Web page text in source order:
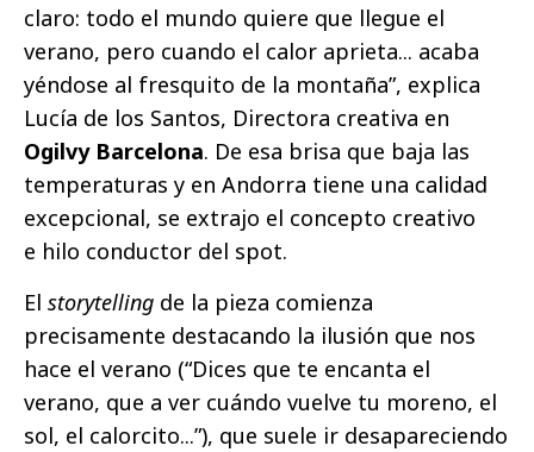
claro: todo el mundo quiere que llegue el
verano, pero cuando el calor aprieta... acaba
yéndose al fresquito de la montaña”, explica
Lucía de los Santos, Directora creativa en
Ogilvy Barcelona. De esa brisa que baja las
temperaturas y en Andorra tiene una calidad
excepcional, se extrajo el concepto creativo
e hilo conductor del spot.
El storytelling de la pieza comienza
precisamente destacando la ilusión que nos
hace el verano (“Dices que te encanta el
verano, que a ver cuándo vuelve tu moreno, el
sol, el calorcito...”), que suele ir desapareciendo